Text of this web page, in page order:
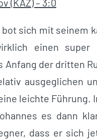
(KAZ) – 3:0
sich mit seinem
einen super
Anfang der dritten
ausgeglichen
leichte Führung.
es dann
dass er sich